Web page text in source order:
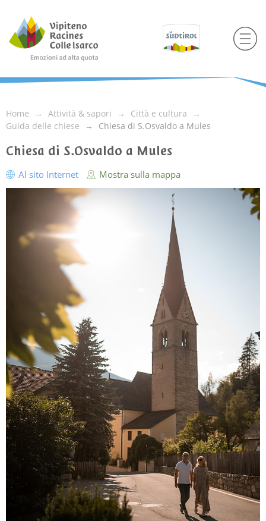
Home Attività & sapori
Città e cultura
Guida delle chiese
Chiesa di S.Osvaldo a Mules
Chiesa di S.Osvaldo a Mules
Al sito Internet Mostra sulla mappa